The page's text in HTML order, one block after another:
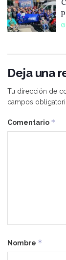
Deja una
Tu dirección de
campos
Comentario *
Nombre *